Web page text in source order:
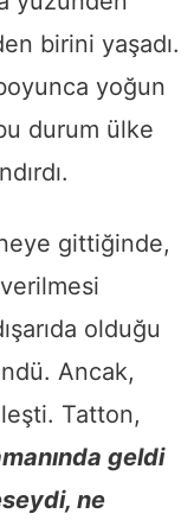
birini yaşadı.
yoğun
durum ülke
gittiğinde,
olduğu
Ancak,
Tatton,
geldi
ne